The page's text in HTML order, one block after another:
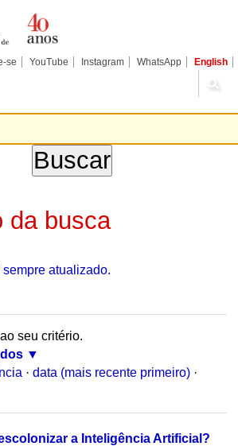
se YouTube Instagram WhatsApp English
da busca
atualizado.
seu critério.
· data (mais recente primeiro) ·
a Inteligência Artificial?